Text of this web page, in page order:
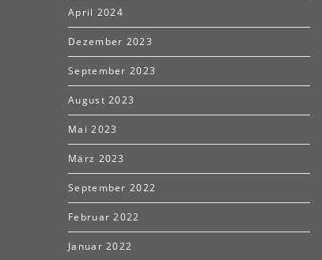
April 2024
Dezember 2023
September 2023
August 2023
Mai 2023
März 2023
September 2022
Februar 2022
Januar 2022